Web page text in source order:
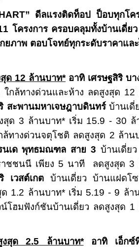
ดีลแรงติดท็อป ป็อบทุกโค
โครงการ ครอบคลุมทั้งบ้านเดี่ย
ยภาพ ตอบโจทย์ทุกระดับราคาแล
ด 12 ล้านบาท*อาทิ เศรษฐสิริ บา
ใกล้ทางด่วนและห้าง ลดสูงสุด 12
สะพานมหาเจษฎาบดินทร์บ้านเดี่
สุด 3 ล้านบาท* เริ่ม 15.9 - 30 ล้
ทางด่วนจตุโชติ ลดสูงสุด 2 ล้าน
นเด พุทธมณฑล สาย 3 บ้านเดี่ย
ชชนนี เพียง 5 นาที
ลดสูงสุด 3
เวสต์เกต บ้านเดี่ยว บ้านแฝดโ
ด 1.2 ล้านบาท* เริ่ม 5.19 - 9 ล้า
โฮมฟังก์ชันบ้านเดี่ยว ลดสูงสุด 1
งสุด2.5 ล้านบาท*อาทิ เอ็กซ์